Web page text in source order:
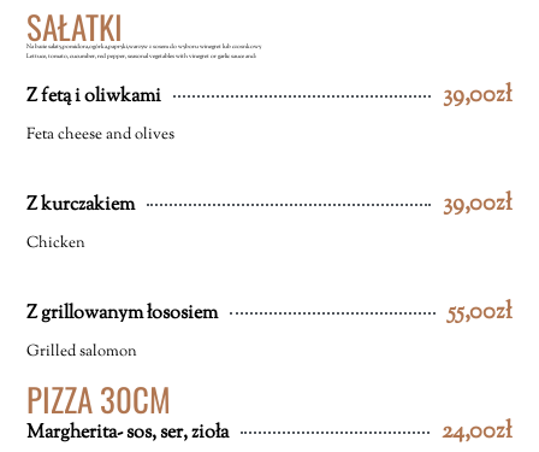
SAŁATKI
Na bazie sałaty,pomidora,ogórka,papryki,warzyw z sosem do wyboru winegret lub czosnkowy
Lettuce, tomato, cucumber, red pepper, seasonal vegetables with vinegret or garlic sauce and:
Z fetą i oliwkami 39,00zł
Feta cheese and olives
Z kurczakiem 39,00zł
Chicken
Z grillowanym łososiem 55,00zł
Grilled salomon
PIZZA 30CM
Margherita- sos, ser, zioła 24,00zł